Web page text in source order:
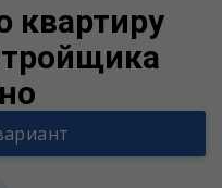
квартиру